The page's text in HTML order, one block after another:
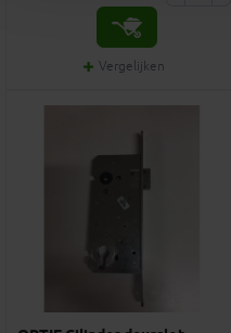
Vergelijken